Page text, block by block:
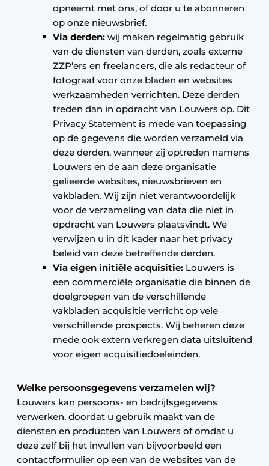
opneemt met ons, of door u te abonneren
op onze nieuwsbrief.
Via derden: wij maken regelmatig gebruik
van de diensten van derden, zoals externe
ZZP’ers en freelancers, die als redacteur of
fotograaf voor onze bladen en websites
werkzaamheden verrichten. Deze derden
treden dan in opdracht van Louwers op. Dit
Privacy Statement is mede van toepassing
op de gegevens die worden verzameld via
deze derden, wanneer zij optreden namens
Louwers en de aan deze organisatie
gelieerde websites, nieuwsbrieven en
vakbladen. Wij zijn niet verantwoordelijk
voor de verzameling van data die niet in
opdracht van Louwers plaatsvindt. We
verwijzen u in dit kader naar het privacy
beleid van deze betreffende derden.
Via eigen initiële acquisitie: Louwers is
een commerciële organisatie die binnen de
doelgroepen van de verschillende
vakbladen acquisitie verricht op vele
verschillende prospects. Wij beheren deze
mede ook extern verkregen data uitsluitend
voor eigen acquisitiedoeleinden.
Welke persoonsgegevens verzamelen wij?
Louwers kan persoons- en bedrijfsgegevens
verwerken, doordat u gebruik maakt van de
diensten en producten van Louwers of omdat u
deze zelf bij het invullen van bijvoorbeeld een
contactformulier op een van de websites van de